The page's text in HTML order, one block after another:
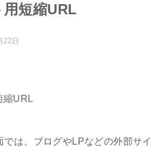
短縮URL
22日
URL
は、ブログやLPなどの外部サ